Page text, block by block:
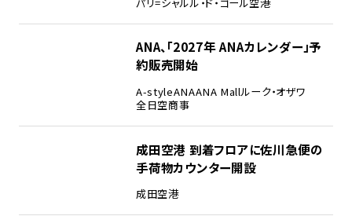
ANA、「2027年 ANAカレンダー」予
約販売開始
A-styleANAANA Mallルーク・オザワ
全日空商事
成田空港 到着フロアに佐川急便の
手荷物カウンター開設
成田空港